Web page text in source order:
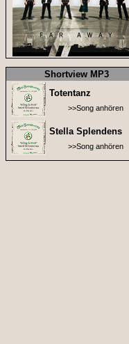
Shortview MP3
Totentanz
>>Song anhören
Stella Splendens
>>Song anhören